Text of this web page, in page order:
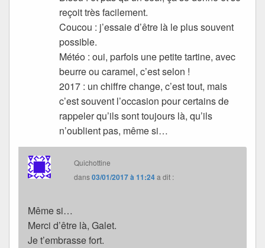
reçoit très facilement.
Coucou : j’essaie d’être là le plus souvent
possible.
Météo : oui, parfois une petite tartine, avec
beurre ou caramel, c’est selon !
2017 : un chiffre change, c’est tout, mais
c’est souvent l’occasion pour certains de
rappeler qu’ils sont toujours là, qu’ils
n’oublient pas, même si…
Quichottine
dans03/01/2017 à 11:24a dit :
Même si…
Merci d’être là, Galet.
Je t’embrasse fort.